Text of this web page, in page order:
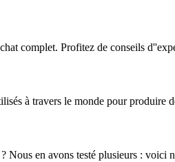
complet. Profitez de conseils
à travers le monde pour produire
Nous en avons testé plusieurs : voici